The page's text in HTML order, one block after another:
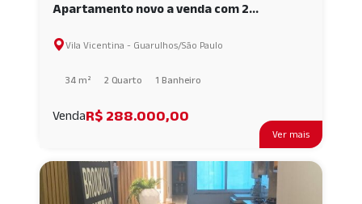
Ver mais
Apartamento novo a venda com 2
AI67943
Vila Vicentina - Guarulhos/São Paulo
34 m² 2 Quarto 1 Banheiro
VendaR$ 288.000,00